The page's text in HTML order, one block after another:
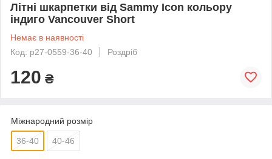
Літні шкарпетки від Sammy Icon кольору
індиго Vancouver Short
Немає в наявності
Код: p27-0559-36-40
Роздріб
120 ₴
Міжнародний розмір
36-40 40-46